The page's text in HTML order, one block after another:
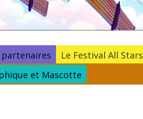
partenaires Le Festival All Stars
et Mascotte